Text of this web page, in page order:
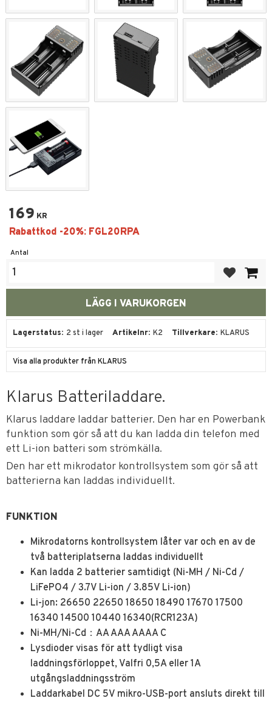
169 KR
Antal
Lagerstatus 2 st i lager Artikelnr K2 Tillverkare KLARUS
Visa alla produkter från KLARUS
Klarus Batteriladdare.
Klarus laddare laddar batterier. Den har en Powerbank
funktion som gör så att du kan ladda din telefon med
ett Li-ion batteri som strömkälla.
Den har ett mikrodator kontrollsystem som gör så att
batterierna kan laddas individuellt.
FUNKTION
Mikrodatorns kontrollsystem låter var och en av de
två batteriplatserna laddas individuellt
Kan ladda 2 batterier samtidigt (Ni-MH / Ni-Cd /
LiFePO4 / 3.7V Li-ion / 3.85V Li-ion)
Li-jon: 26650 22650 18650 18490 17670 17500
16340 14500 10440 16340(RCR123A)
Ni-MH/Ni-Cd：AA AAA AAAA C
Lysdioder visas för att tydligt visa
laddningsförloppet, Valfri 0,5A eller 1A
utgångsladdningsström
Laddarkabel DC 5V mikro-USB-port ansluts direkt till